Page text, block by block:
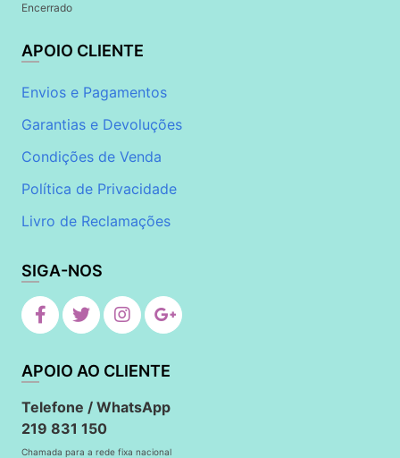
Encerrado
APOIO CLIENTE
Envios e Pagamentos
Garantias e Devoluções
Condições de Venda
Política de Privacidade
Livro de Reclamações
SIGA-NOS
APOIO AO CLIENTE
Telefone / WhatsApp
219 831 150
Chamada para a rede fixa nacional